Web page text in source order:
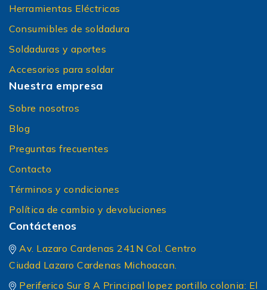
Herramientas Eléctricas
Consumibles de soldadura
Soldaduras y aportes
Accesorios para soldar
Nuestra empresa
Sobre nosotros
Blog
Preguntas frecuentes
Contacto
Términos y condiciones
Política de cambio y devoluciones
Contáctenos
Av. Lazaro Cardenas 241N Col. Centro
Ciudad Lazaro Cardenas Michoacan.
Periferico Sur 8 A Principal lopez portillo colonia: El